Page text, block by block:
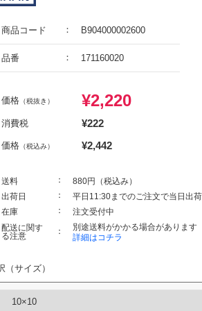
商品コード B904000002600
品番 171160020
価格 （税抜き） ¥2,220
消費税 ¥222
価格 （税込み） ¥2,442
送料
880円（税込み）
出荷日
平日11:30までのご注文で当日出
在庫
注文受付中
配送に関す
る注意
別途送料がかかる場合があります
詳細はコチラ
（サイズ）